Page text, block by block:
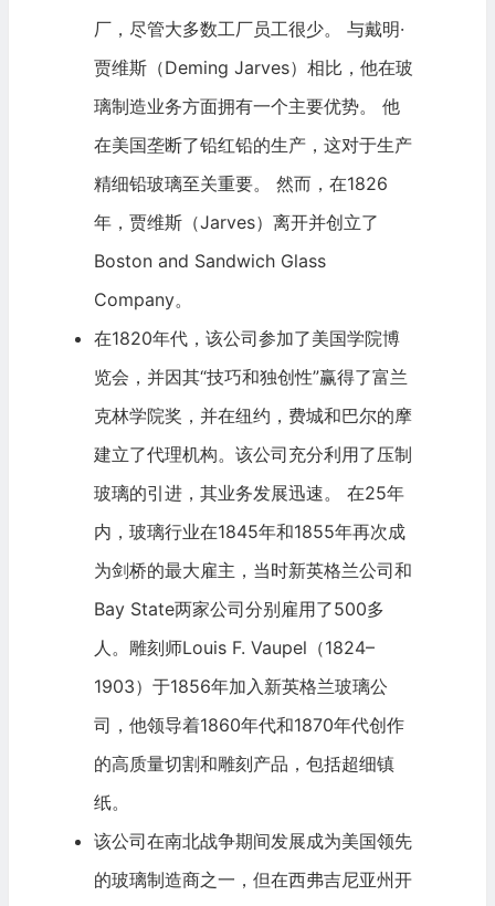
厂，尽管大多数工厂员工很少。 与戴明·
贾维斯（Deming Jarves）相比，他在玻
璃制造业务方面拥有一个主要优势。 他
在美国垄断了铅红铅的生产，这对于生产
精细铅玻璃至关重要。 然而，在1826
年，贾维斯（Jarves）离开并创立了
Boston and Sandwich Glass
Company。
在1820年代，该公司参加了美国学院博
览会，并因其“技巧和独创性”赢得了富兰
克林学院奖，并在纽约，费城和巴尔的摩
建立了代理机构。该公司充分利用了压制
玻璃的引进，其业务发展迅速。 在25年
内，玻璃行业在1845年和1855年再次成
为剑桥的最大雇主，当时新英格兰公司和
Bay State两家公司分别雇用了500多
人。雕刻师Louis F. Vaupel（1824–
1903）于1856年加入新英格兰玻璃公
司，他领导着1860年代和1870年代创作
的高质量切割和雕刻产品，包括超细镇
纸。
该公司在南北战争期间发展成为美国领先
的玻璃制造商之一，但在西弗吉尼亚州开